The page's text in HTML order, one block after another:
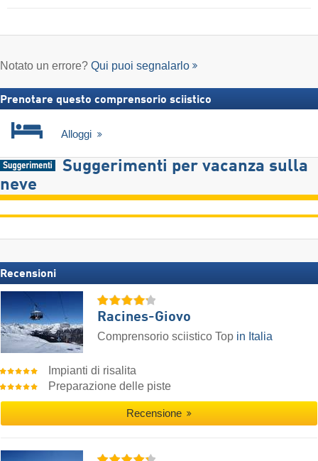
Notato un errore? Qui puoi segnalarlo
Prenotare questo comprensorio sciistico
Alloggi
Suggerimenti per vacanza sulla
neve
Recensioni
Racines-Giovo
Comprensorio sciistico Top in Italia
Impianti di risalita
Preparazione delle piste
Recensione